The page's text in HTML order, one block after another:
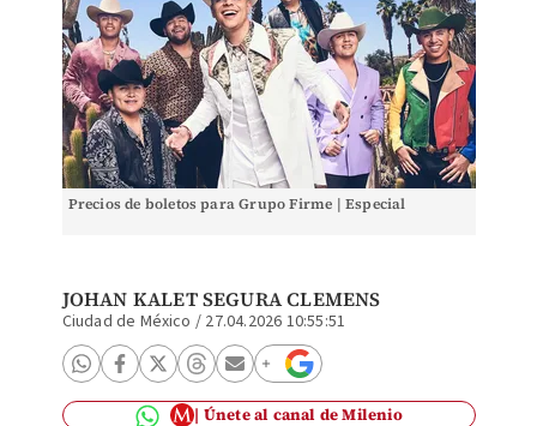
Precios de boletos para Grupo Firme | Especial
JOHAN KALET SEGURA CLEMENS
Ciudad de México / 27.04.2026 10:55:51
Únete al canal de Milenio